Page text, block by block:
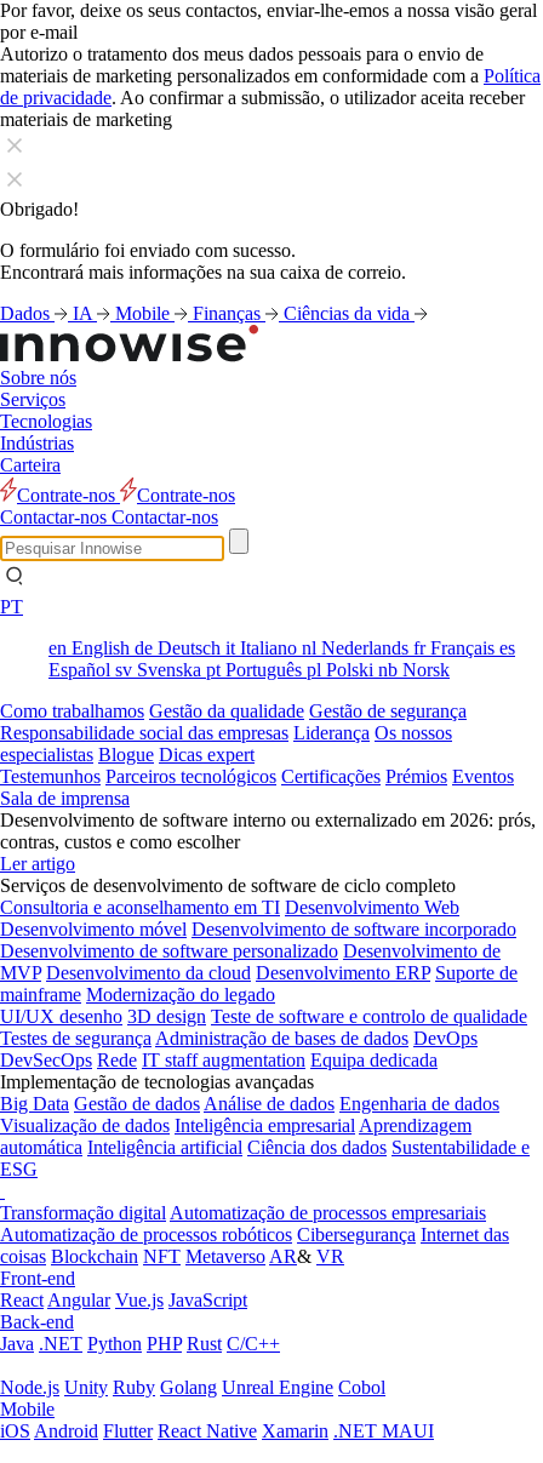
Por favor, deixe os seus contactos, enviar-lhe-emos a nossa visão geral
por e-mail
Autorizo o tratamento dos meus dados pessoais para o envio de
materiais de marketing personalizados em conformidade com a Política
de privacidade. Ao confirmar a submissão, o utilizador aceita receber
materiais de marketing
Obrigado!
O formulário foi enviado com sucesso.
Encontrará mais informações na sua caixa de correio.
Dados
IA Mobile Finanças Ciências da vida
Sobre nós
Serviços
Tecnologias
Indústrias
Carteira
Contrate-nos
Contrate-nos
Contactar-nos Contactar-nos
PT
en English de Deutsch it Italiano nl Nederlands frFrançais es
Español sv Svenska pt Português pl Polski nb Norsk
Como trabalhamos Gestão da qualidade Gestão de segurança
Responsabilidade social das empresas Liderança Os nossos
especialistas Blogue Dicas expert
Testemunhos Parceiros tecnológicos Certificações Prémios Eventos
Sala de imprensa
Desenvolvimento de software interno ou externalizado em 2026: prós,
contras, custos e como escolher
Ler artigo
Serviços de desenvolvimento de software de ciclo completo
Consultoria e aconselhamento em TI Desenvolvimento Web
Desenvolvimento móvel Desenvolvimento de software incorporado
Desenvolvimento de software personalizado Desenvolvimento de
MVP Desenvolvimento da cloud Desenvolvimento ERP Suporte de
mainframe Modernização do legado
UI/UX desenho 3D design Teste de software e controlo de qualidade
Testes de segurança Administração de bases de dados DevOps
DevSecOps Rede IT staff augmentation Equipa dedicada
Implementação de tecnologias avançadas
Big Data Gestão de dados Análise de dados Engenharia de dados
Visualização de dados Inteligência empresarial Aprendizagem
automática Inteligência artificial Ciência dos dados Sustentabilidade e
ESG
Transformação digital Automatização de processos empresariais
Automatização de processos robóticos Cibersegurança Internet das
coisas Blockchain NFT Metaverso AR& VR
Front-end
React Angular Vue.js JavaScript
Back-end
Java .NET Python PHP Rust C/C++
Node.js Unity Ruby Golang Unreal Engine Cobol
Mobile
iOS Android Flutter React Native Xamarin .NET MAUI